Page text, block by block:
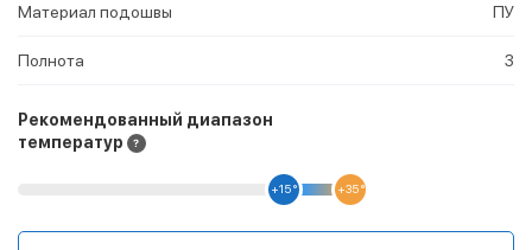
Материал подошвы ПУ
Полнота 3
Рекомендованный диапазон
температур
+15 ° +35 °